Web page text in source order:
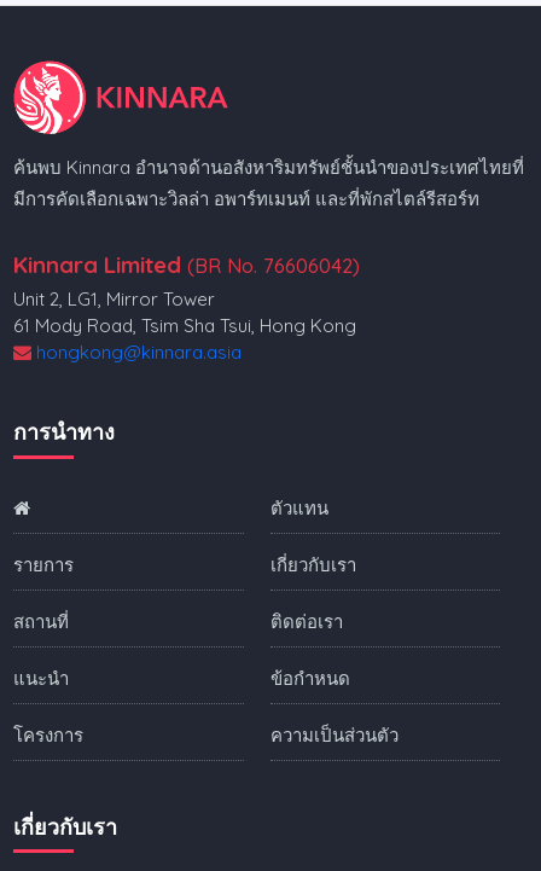
ค้นพบ Kinnara อำนาจด้านอสังหาริมทรัพย์ชั้นนำของประเทศไทยที่
มีการคัดเลือกเฉพาะวิลล่า อพาร์ทเมนท์ และที่พักสไตล์รีสอร์ท
Kinnara Limited (BR No. 76606042)
Unit 2, LG1, Mirror Tower
61 Mody Road, Tsim Sha Tsui, Hong Kong
hongkong@kinnara.asia
การนำทาง
รายการ
สถานที่
แนะนำ
โครงการ
ตัวแทน
เกี่ยวกับเรา
ติดต่อเรา
ข้อกำหนด
ความเป็นส่วนตัว
เกี่ยวกับเรา